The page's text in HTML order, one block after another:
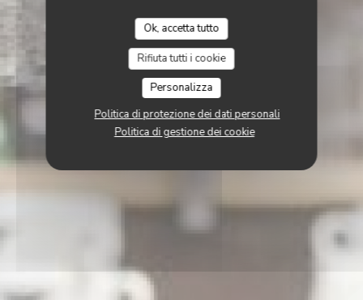
Ok, accetta tutto
Rifiuta tutti i cookie
Personalizza
Politica di protezione dei dati personali
Politica di gestione dei cookie